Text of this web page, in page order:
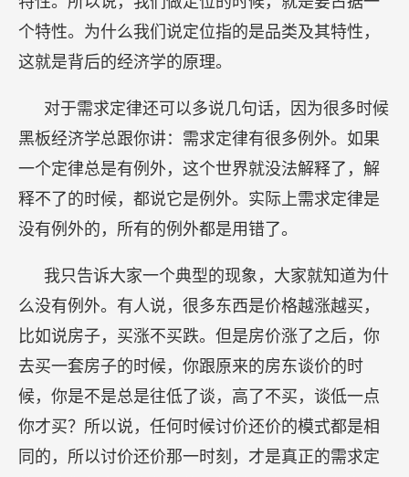
个特性。为什么我们说定位指的是品类及其特性，
这就是背后的经济学的原理。
对于需求定律还可以多说几句话，因为很多时候
黑板经济学总跟你讲：需求定律有很多例外。如果
一个定律总是有例外，这个世界就没法解释了，解
释不了的时候，都说它是例外。实际上需求定律是
没有例外的，所有的例外都是用错了。
我只告诉大家一个典型的现象，大家就知道为什
么没有例外。有人说，很多东西是价格越涨越买，
比如说房子，买涨不买跌。但是房价涨了之后，你
去买一套房子的时候，你跟原来的房东谈价的时
候，你是不是总是往低了谈，高了不买，谈低一点
你才买？所以说，任何时候讨价还价的模式都是相
同的，所以讨价还价那一时刻，才是真正的需求定